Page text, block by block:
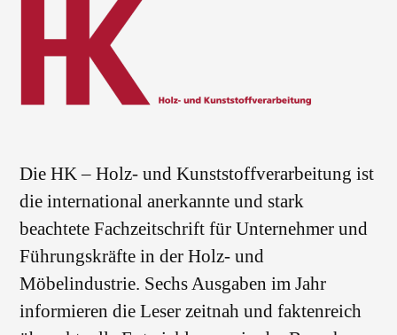
Die HK – Holz- und Kunststoffverarbeitung ist
die international anerkannte und stark
beachtete Fachzeitschrift für Unternehmer und
Führungskräfte in der Holz- und
Möbelindustrie. Sechs Ausgaben im Jahr
informieren die Leser zeitnah und faktenreich